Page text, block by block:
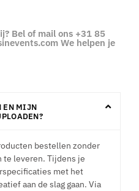
Bel of mail ons +31 85
We helpen je
EN MIJN
bestellen zonder
te leveren. Tijdens je
met het
aan de slag gaan. Via